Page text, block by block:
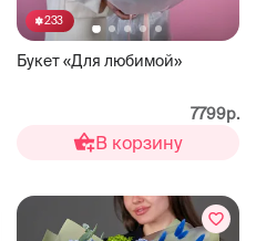
233
Букет «Для любимой»
7799р.
В корзину